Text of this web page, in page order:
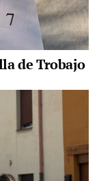
de Trobajo